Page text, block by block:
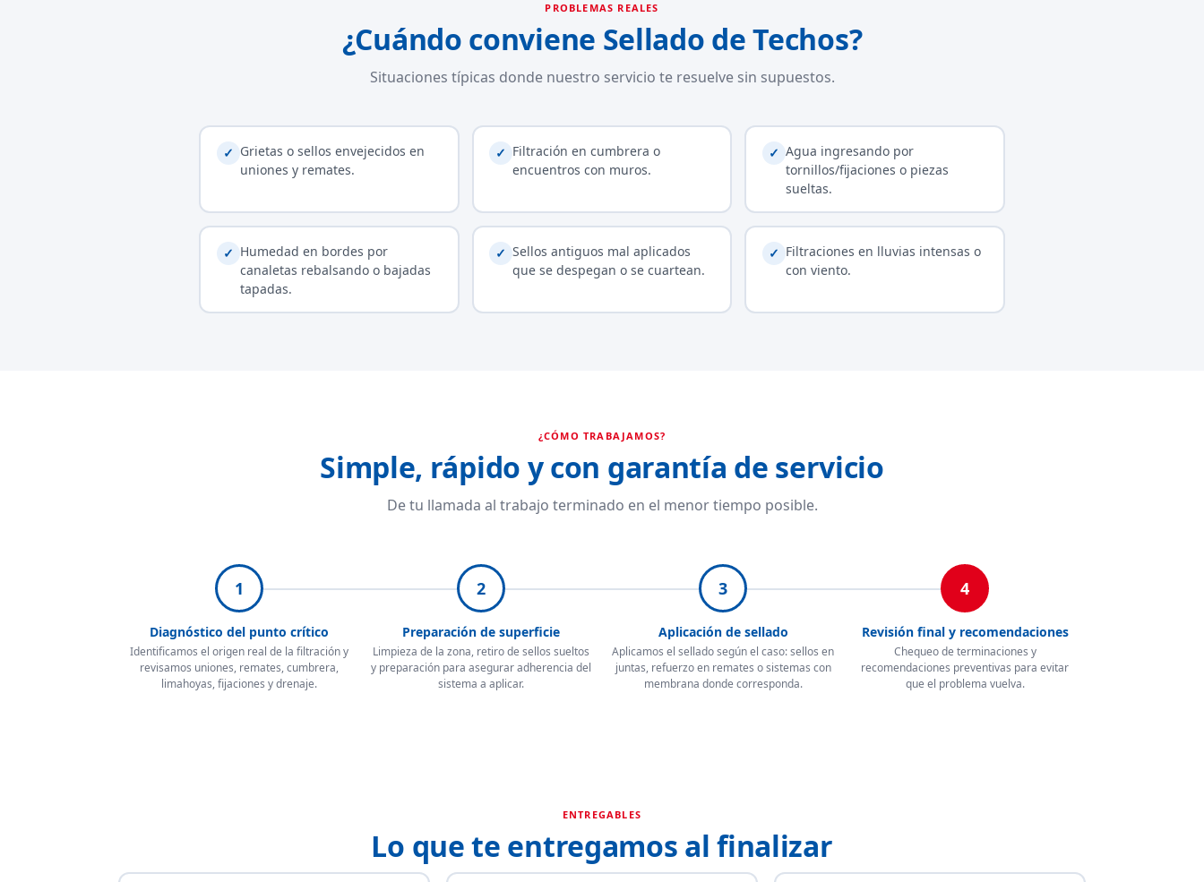
PROBLEMAS REALES
¿Cuándo conviene Sellado de Techos?
Situaciones típicas donde nuestro servicio te resuelve sin supuestos.
✓ Grietas o sellos envejecidos en
uniones y remates.
✓ Filtración en cumbrera o
encuentros con muros.
✓ Agua ingresando por
tornillos/fijaciones o piezas
sueltas.
✓ Humedad en bordes por
canaletas rebalsando o bajadas
tapadas.
✓ Sellos antiguos mal aplicados
que se despegan o se cuartean.
✓ Filtraciones en lluvias intensas o
con viento.
¿CÓMO TRABAJAMOS?
Simple, rápido y con garantía de servicio
De tu llamada al trabajo terminado en el menor tiempo posible.
1
Diagnóstico del punto crítico
Identificamos el origen real de la filtración y
revisamos uniones, remates, cumbrera,
limahoyas, fijaciones y drenaje.
2
Preparación de superficie
Limpieza de la zona, retiro de sellos sueltos
y preparación para asegurar adherencia del
sistema a aplicar.
3
Aplicación de sellado
Aplicamos el sellado según el caso: sellos en
juntas, refuerzo en remates o sistemas con
membrana donde corresponda.
4
Revisión final y recomendaciones
Chequeo de terminaciones y
recomendaciones preventivas para evitar
que el problema vuelva.
ENTREGABLES
Lo que te entregamos al finalizar